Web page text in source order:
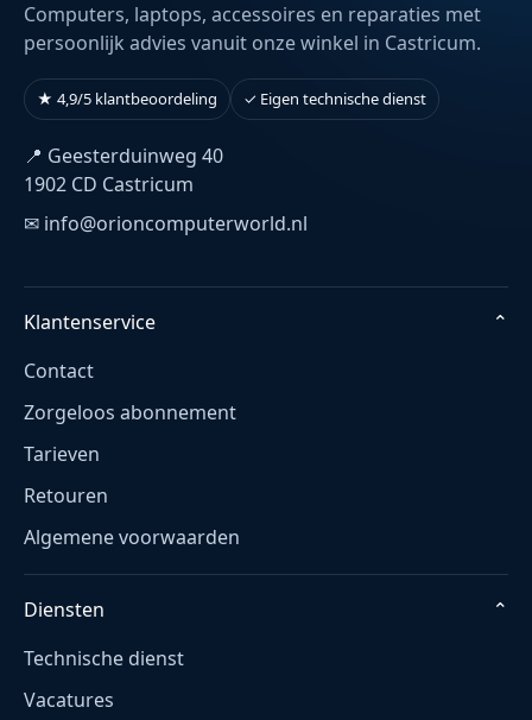
Computers, laptops, accessoires en reparaties met
persoonlijk advies vanuit onze winkel in Castricum.
★ 4,9/5 klantbeoordeling ✓ Eigen technische dienst
📍 Geesterduinweg 40
1902 CD Castricum
✉ info@orioncomputerworld.nl
Klantenservice
⌄
Contact
Zorgeloos abonnement
Tarieven
Retouren
Algemene voorwaarden
Diensten
⌄
Technische dienst
Vacatures